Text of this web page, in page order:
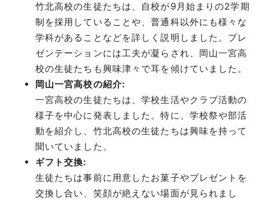
竹北高校の生徒たちは、自校が9月始まりの2学期
制を採用していることや、普通科以外にも様々な
学科があることなどを詳しく説明しました。プレ
ゼンテーションには工夫が凝らされ、岡山一宮高
校の生徒たちも興味津々で耳を傾けていました。
岡山一宮高校の紹介:
一宮高校の生徒たちは、学校生活やクラブ活動の
様子を中心に発表しました。特に、学校祭や部活
動を紹介し、竹北高校の生徒たちは興味を持って
聞いていました。
ギフト交換:
生徒たちは事前に用意したお菓子やプレゼントを
交換し合い、笑顔が絶えない場面が見られまし